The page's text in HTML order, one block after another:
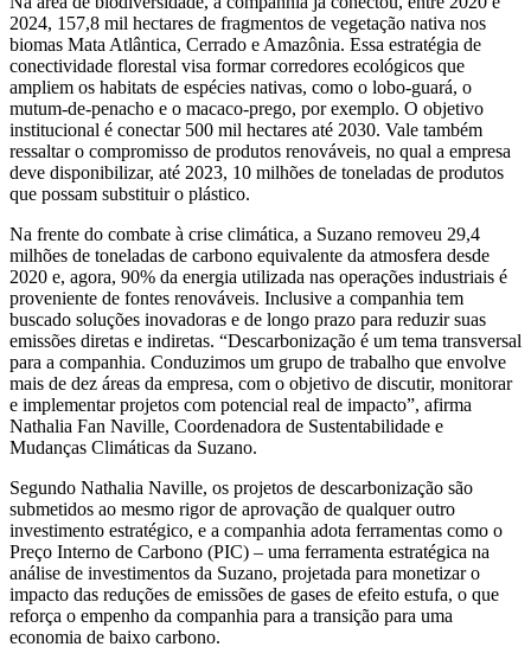
2024, 157,8 mil hectares de fragmentos de vegetação nativa nos
biomas Mata Atlântica, Cerrado e Amazônia. Essa estratégia de
conectividade florestal visa formar corredores ecológicos que
ampliem os habitats de espécies nativas, como o lobo-guará, o
mutum-de-penacho e o macaco-prego, por exemplo. O objetivo
institucional é conectar 500 mil hectares até 2030. Vale também
ressaltar o compromisso de produtos renováveis, no qual a empresa
deve disponibilizar, até 2023, 10 milhões de toneladas de produtos
que possam substituir o plástico.
Na frente do combate à crise climática, a Suzano removeu 29,4
milhões de toneladas de carbono equivalente da atmosfera desde
2020 e, agora, 90% da energia utilizada nas operações industriais é
proveniente de fontes renováveis. Inclusive a companhia tem
buscado soluções inovadoras e de longo prazo para reduzir suas
emissões diretas e indiretas. “Descarbonização é um tema transversal
para a companhia. Conduzimos um grupo de trabalho que envolve
mais de dez áreas da empresa, com o objetivo de discutir, monitorar
e implementar projetos com potencial real de impacto”, afirma
Nathalia Fan Naville, Coordenadora de Sustentabilidade e
Mudanças Climáticas da Suzano.
Segundo Nathalia Naville, os projetos de descarbonização são
submetidos ao mesmo rigor de aprovação de qualquer outro
investimento estratégico, e a companhia adota ferramentas como o
Preço Interno de Carbono (PIC) – uma ferramenta estratégica na
análise de investimentos da Suzano, projetada para monetizar o
impacto das reduções de emissões de gases de efeito estufa, o que
reforça o empenho da companhia para a transição para uma
economia de baixo carbono.